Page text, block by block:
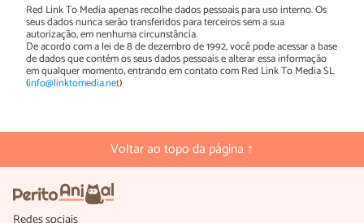
Red Link To Media apenas recolhe dados pessoais para uso interno. Os
seus dados nunca serão transferidos para terceiros sem a sua
autorização, em nenhuma circunstância.
De acordo com a lei de 8 de dezembro de 1992, você pode acessar a base
de dados que contém os seus dados pessoais e alterar essa informação
em qualquer momento, entrando em contato com Red Link To Media SL
(info@linktomedia.net)
Voltar ao topo da página ↑